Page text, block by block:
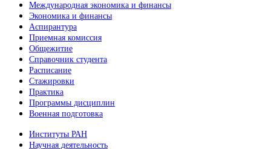
Международная экономика и финансы
Экономика и финансы
Аспирантура
Приемная комиссия
Общежитие
Справочник студента
Расписание
Стажировки
Практика
Программы дисциплин
Военная подготовка
Институты РАН
Научная деятельность